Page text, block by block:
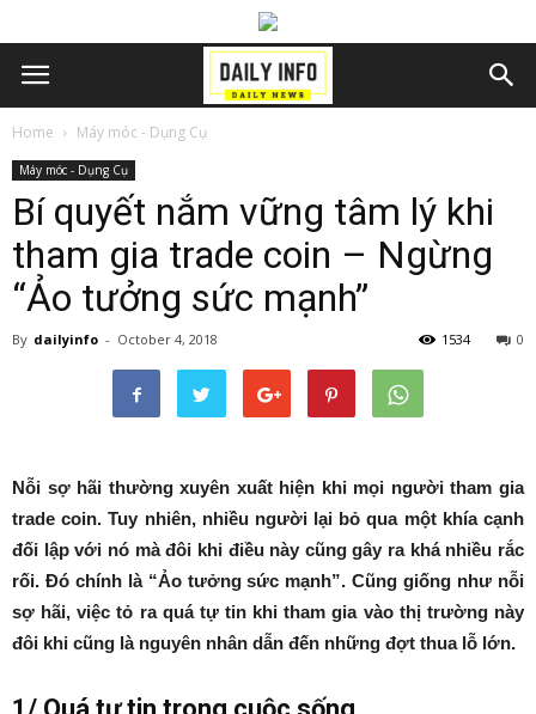
Home Máy móc - Dụng Cụ
Máy móc - Dụng Cụ
Bí quyết nắm vững tâm lý khi
tham gia trade coin – Ngừng
“Ảo tưởng sức mạnh”
By dailyinfo - October 4, 2018 0
1534
Nỗi sợ hãi thường xuyên xuất hiện khi mọi người tham gia
trade coin. Tuy nhiên, nhiều người lại bỏ qua một khía cạnh
đối lập với nó mà đôi khi điều này cũng gây ra khá nhiều rắc
rối. Đó chính là “Ảo tưởng sức mạnh”. Cũng giống như nỗi
sợ hãi, việc tỏ ra quá tự tin khi tham gia vào thị trường này
đôi khi cũng là nguyên nhân dẫn đến những đợt thua lỗ lớn.